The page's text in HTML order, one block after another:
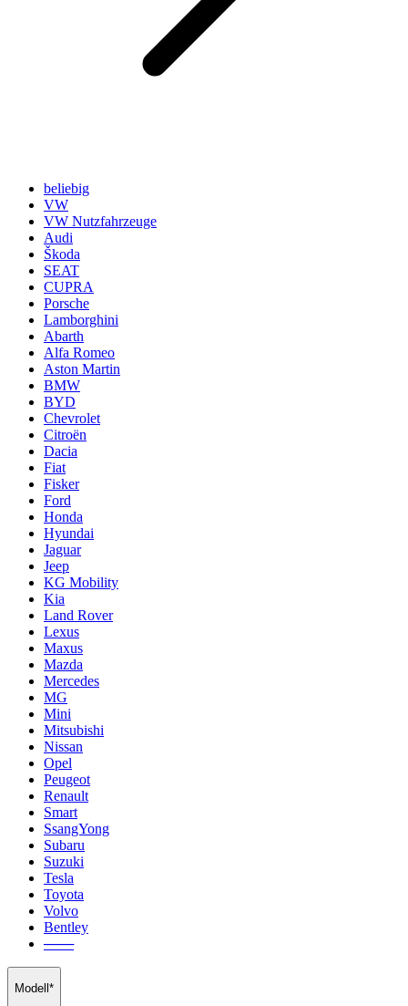
beliebig
VW
VW Nutzfahrzeuge
Audi
Škoda
SEAT
CUPRA
Porsche
Lamborghini
Abarth
Alfa Romeo
Aston Martin
BMW
BYD
Chevrolet
Citroën
Dacia
Fiat
Fisker
Ford
Honda
Hyundai
Jaguar
Jeep
KG Mobility
Kia
Land Rover
Lexus
Maxus
Mazda
Mercedes
MG
Mini
Mitsubishi
Nissan
Opel
Peugeot
Renault
Smart
SsangYong
Subaru
Suzuki
Tesla
Toyota
Volvo
Bentley
───
Modell*